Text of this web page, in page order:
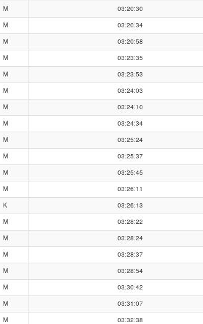
M 03:20:30
M 03:20:34
M 03:20:58
M 03:23:35
M 03:23:53
M 03:24:03
M 03:24:10
M 03:24:34
M 03:25:24
M 03:25:37
M 03:25:45
M 03:26:11
K 03:26:13
M 03:28:22
M 03:28:24
M 03:28:37
M 03:28:54
M 03:30:42
M 03:31:07
M 03:32:38